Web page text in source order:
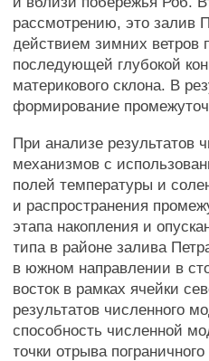
рассмотрению, это залив
действием зимних ветров
последующей глубокой
материкового склона. В
формирование
При анализе результатов
механизмов с
полей температуры и
и распространения
этапа накопления и
типа в районе залива
в южном направлении в
восток в рамках ячейки
результатов численного
способность численной
точки отрыва